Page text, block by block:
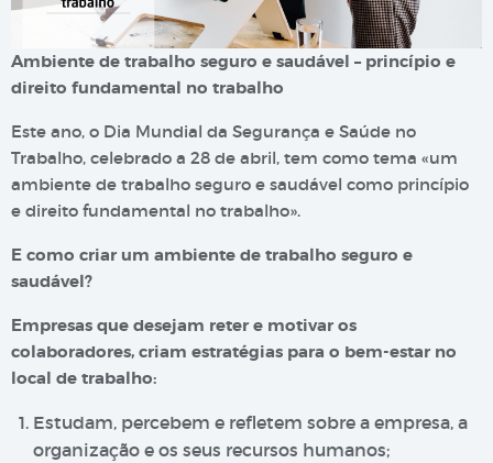
Ambiente de trabalho seguro e saudável – princípio e
direito fundamental no trabalho
Este ano, o Dia Mundial da Segurança e Saúde no
Trabalho, celebrado a 28 de abril, tem como tema «um
ambiente de trabalho seguro e saudável como princípio
e direito fundamental no trabalho».
E como criar um ambiente de trabalho seguro e
saudável?
Empresas que desejam reter e motivar os
colaboradores, criam estratégias para o bem-estar no
local de trabalho:
Estudam, percebem e refletem sobre a empresa, a
organização e os seus recursos humanos;